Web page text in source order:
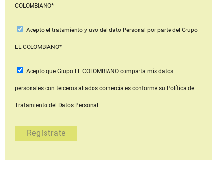
COLOMBIANO*
Acepto el tratamiento y uso del dato Personal por parte del Grupo
EL COLOMBIANO*
Acepto que Grupo EL COLOMBIANOcomparta mis datos
personales con terceros aliados comerciales conforme su Política de
Tratamiento del Datos Personal.